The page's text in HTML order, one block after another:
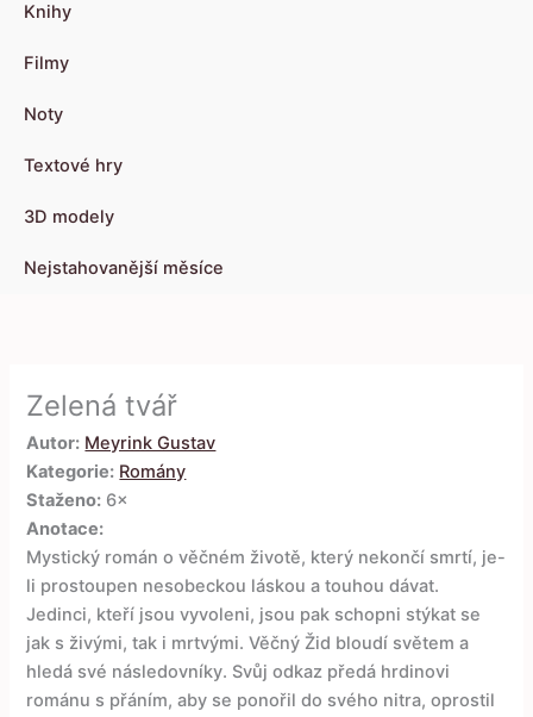
Knihy
Filmy
Noty
Textové hry
3D modely
Nejstahovanější měsíce
Zelená tvář
Autor: Meyrink Gustav
Kategorie: Romány
Staženo: 6×
Anotace:
Mystický román o věčném životě, který nekončí smrtí, je-
li prostoupen nesobeckou láskou a touhou dávat.
Jedinci, kteří jsou vyvoleni, jsou pak schopni stýkat se
jak s živými, tak i mrtvými. Věčný Žid bloudí světem a
hledá své následovníky. Svůj odkaz předá hrdinovi
románu s přáním, aby se ponořil do svého nitra, oprostil